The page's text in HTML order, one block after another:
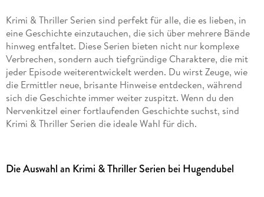
Krimi & Thriller Serien sind perfekt für alle, die es lieben, in
eine Geschichte einzutauchen, die sich über mehrere Bände
hinweg entfaltet. Diese Serien bieten nicht nur komplexe
Verbrechen, sondern auch tiefgründige Charaktere, die mit
jeder Episode weiterentwickelt werden. Du wirst Zeuge, wie
die Ermittler neue, brisante Hinweise entdecken, während
sich die Geschichte immer weiter zuspitzt. Wenn du den
Nervenkitzel einer fortlaufenden Geschichte suchst, sind
Krimi & Thriller Serien die ideale Wahl für dich.
Die Auswahl an Krimi & Thriller Serien bei Hugendubel